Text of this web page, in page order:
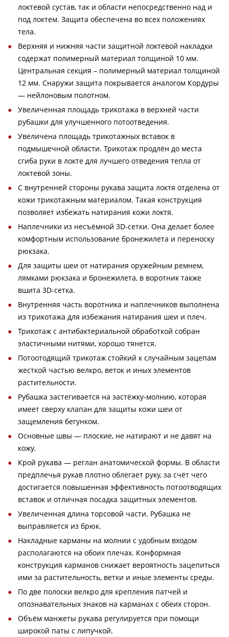
локтевой сустав, так и области непосредственно над и
под локтем. Защита обеспечена во всех положениях
тела.
Верхняя и нижняя части защитной локтевой накладки
содержат полимерный материал толщиной 10 мм.
Центральная секция – полимерный материал толщиной
12 мм. Снаружи защита покрывается аналогом Кордуры
— нейлоновым полотном.
Увеличенная площадь трикотажа в верхней части
рубашки для улучшенного потоотведения.
Увеличена площадь трикотажных вставок в
подмышечной области. Трикотаж продлён до места
сгиба руки в локте для лучшего отведения тепла от
локтевой зоны.
С внутренней стороны рукава защита локтя отделена от
кожи трикотажным материалом. Такая конструкция
позволяет избежать натирания кожи локтя.
Наплечники из несъёмной 3D-сетки. Она делает более
комфортным использование бронежилета и переноску
рюкзака.
Для защиты шеи от натирания оружейным ремнем,
лямками рюкзака и бронежилета, в воротник также
вшита 3D-сетка.
Внутренняя часть воротника и наплечников выполнена
из трикотажа для избежания натирания шеи и плеч.
Трикотаж с антибактериальной обработкой собран
эластичными нитями, хорошо тянется.
Потоотодящий трикотаж стойкий к случайным зацепам
жесткой частью велкро, веток и иных элементов
растительности.
Рубашка застегивается на застёжку-молнию, которая
имеет сверху клапан для защиты кожи шеи от
защемления бегунком.
Основные швы — плоские, не натирают и не давят на
кожу.
Крой рукава — реглан анатомической формы. В области
предплечья рукав плотно облегает руку, за счёт чего
достигается повышенная эффективность потоотводящих
вставок и отличная посадка защитных элементов.
Увеличенная длина торсовой части. Рубашка не
выправляется из брюк.
Накладные карманы на молнии с удобным входом
располагаются на обоих плечах. Конформная
конструкция карманов снижает вероятность зацепиться
ими за растительность, ветки и иные элементы среды.
По две полоски велкро для крепления патчей и
опознавательных знаков на карманах с обеих сторон.
Объём манжеты рукава регулируется при помощи
широкой паты с липучкой.